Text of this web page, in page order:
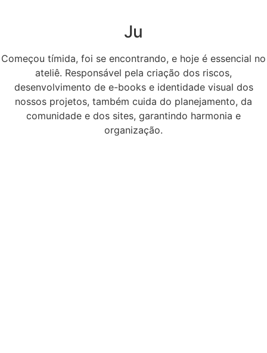
Ju
Começou tímida, foi se encontrando, e hoje é essencial no
ateliê. Responsável pela criação dos riscos,
desenvolvimento de e-books e identidade visual dos
nossos projetos, também cuida do planejamento, da
comunidade e dos sites, garantindo harmonia e
organização.